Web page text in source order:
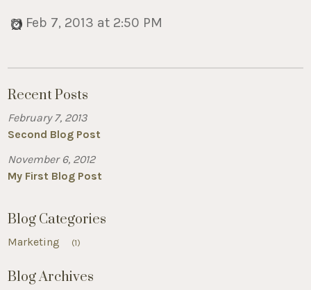
Feb 7, 2013 at 2:50 PM
Recent Posts
February 7, 2013
Second Blog Post
November 6, 2012
My First Blog Post
Blog Categories
Marketing (1)
Blog Archives